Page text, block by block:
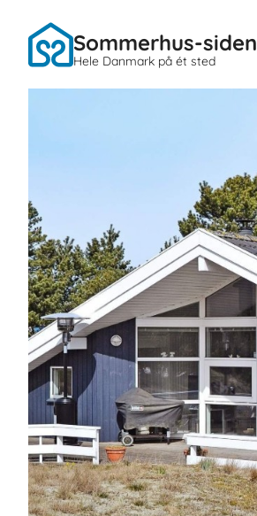
Sommerhus-siden
Hele Danmark på ét sted